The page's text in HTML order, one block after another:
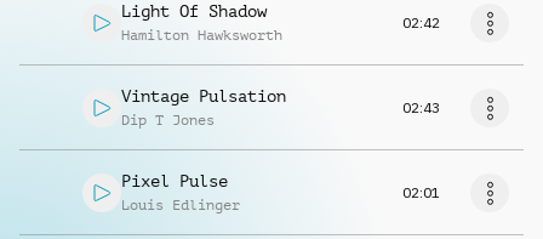
Light Of Shadow
Hamilton Hawksworth
02:42
Vintage Pulsation
Dip T Jones
02:43
Pixel Pulse
Louis Edlinger
02:01